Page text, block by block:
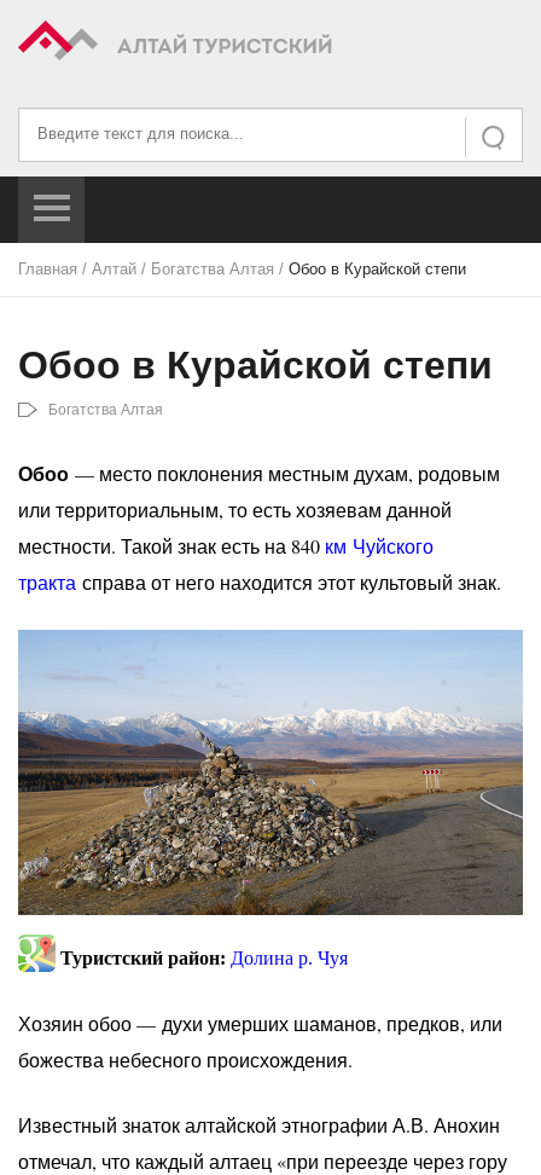
Искать
Искать...
Главная / Алтай / Богатства Алтая / Обоо в Курайской степи
Обоо в Курайской степи
Богатства Алтая
Обоо — место поклонения местным духам, родовым
или территориальным, то есть хозяевам данной
местности. Такой знак есть на 840 км Чуйского
тракта справа от него находится этот культовый знак.
Туристский район: Долина р. Чуя
Хозяин обоо — духи умерших шаманов, предков, или
божества небесного происхождения.
Известный знаток алтайской этнографии А.В. Анохин
отмечал, что каждый алтаец «при переезде через гору